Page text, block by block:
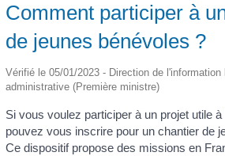
Comment participer à
de jeunes bénévoles ?
Vérifié le 05/01/2023 - Direction de l'information
administrative (Première ministre)
Si vous voulez participer à un projet utile
pouvez vous inscrire pour un chantier de
Ce dispositif propose des missions en